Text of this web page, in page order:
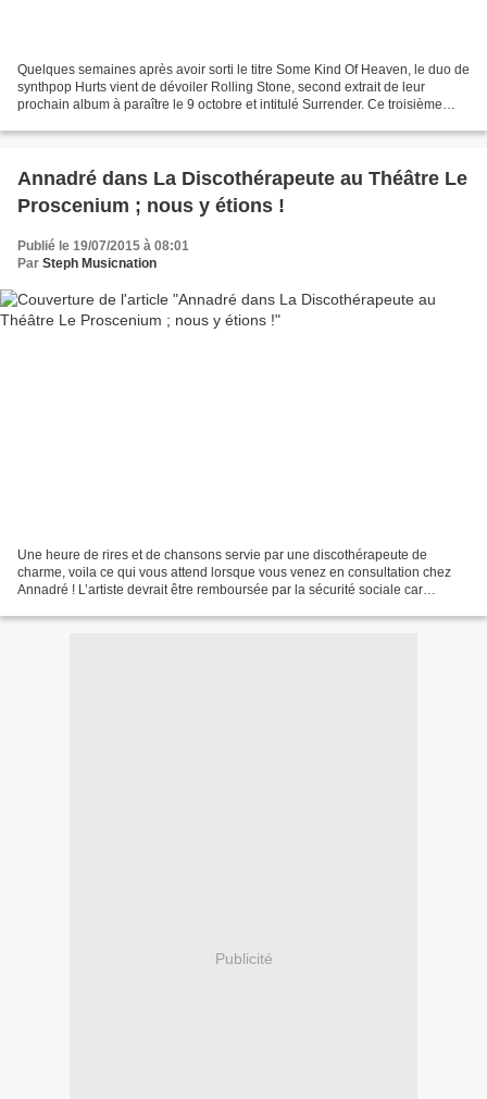
Quelques semaines après avoir sorti le titre Some Kind Of Heaven, le duo de
synthpop Hurts vient de dévoiler Rolling Stone, second extrait de leur
prochain album à paraître le 9 octobre et intitulé Surrender. Ce troisième
Annadré dans La Discothérapeute au Théâtre Le
Proscenium ; nous y étions !
Publié le 19/07/2015 à 08:01
Par Steph Musicnation
Une heure de rires et de chansons servie par une discothérapeute de
charme, voila ce qui vous attend lorsque vous venez en consultation chez
Annadré ! L’artiste devrait être remboursée par la sécurité sociale car
Publicité